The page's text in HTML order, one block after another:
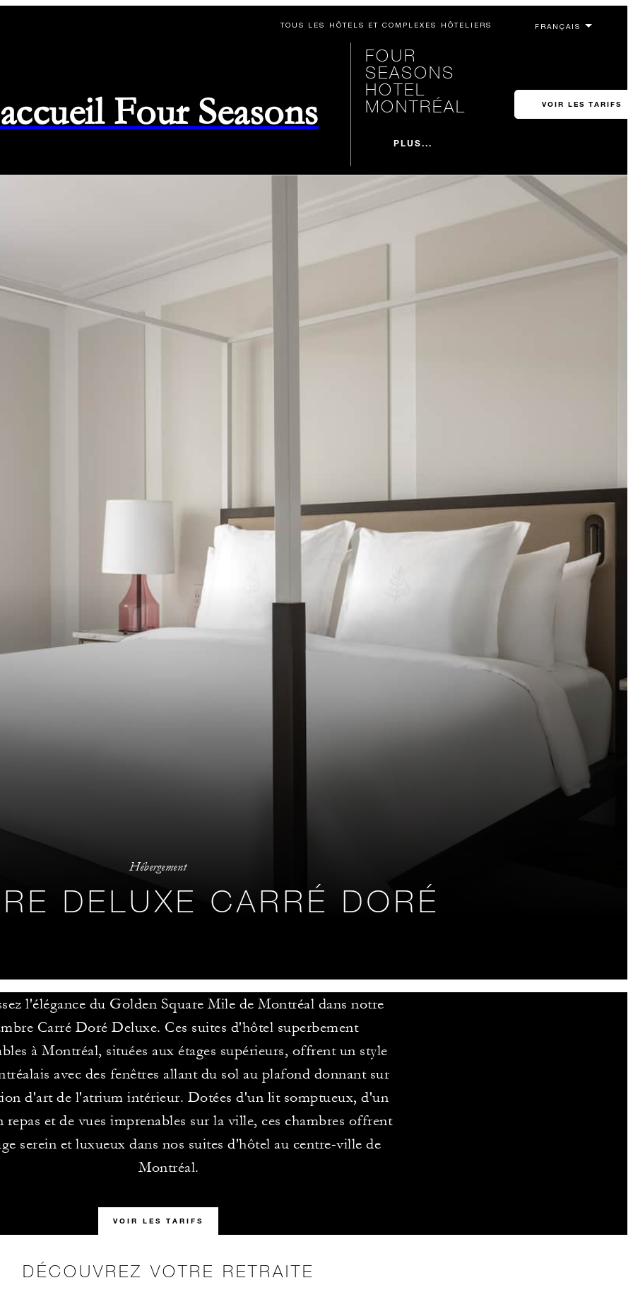
TOUS LES HÔTELS ET COMPLEXES HÔTELIERS
Four Seasons
FOUR
SEASONS
HOTEL
MONTRÉAL
PLUS...
VOIR LES TARIFS
Hébergement
DELUXE CARRÉ DORÉ
l'élégance du Golden Square Mile de Montréal dans notre
Carré Doré Deluxe. Ces suites d'hôtel superbement
à Montréal, situées aux étages supérieurs, offrent un style
avec des fenêtres allant du sol au plafond donnant sur
d'art de l'atrium intérieur. Dotées d'un lit somptueux, d'un
repas et de vues imprenables sur la ville, ces chambres offrent
serein et luxueux dans nos suites d'hôtel au centre-ville de
Montréal.
VOIR LES TARIFS
DÉCOUVREZ VOTRE RETRAITE